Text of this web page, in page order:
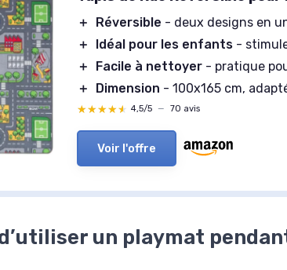
＋ Réversible - deux designs en
＋
Idéal pour les enfants -
＋
Facile à nettoyer - pratique
＋
Dimension - 100x165 cm,
★★★★★
★★★★★ 4,5/5 — 70 avis
Voir l'offre
un playmat